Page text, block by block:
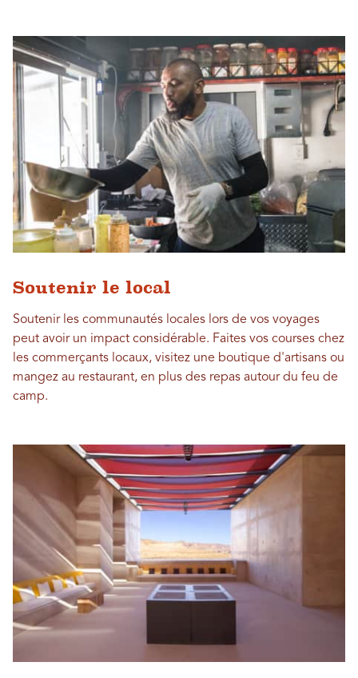
Soutenir le local
Soutenir les communautés locales lors de vos voyages
peut avoir un impact considérable. Faites vos courses chez
les commerçants locaux, visitez une boutique d'artisans ou
mangez au restaurant, en plus des repas autour du feu de
camp.